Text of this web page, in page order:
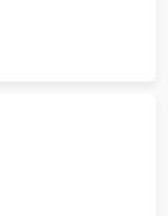
помпе.